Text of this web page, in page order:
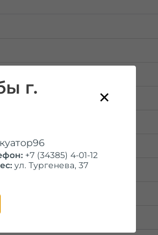
г.
+7 (34385) 4-01-12
ул. Тургенева, 37